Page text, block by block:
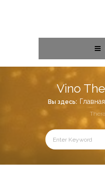
Vino
Вы здесь: Главная